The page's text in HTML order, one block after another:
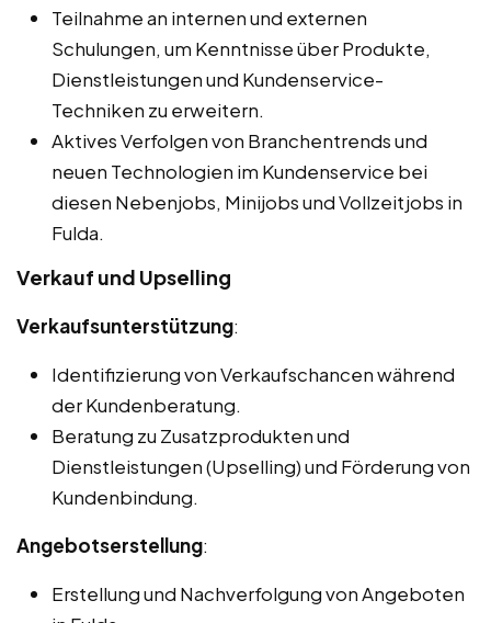
Teilnahme an internen und externen
Schulungen, um Kenntnisse über Produkte,
Dienstleistungen und Kundenservice-
Techniken zu erweitern.
Aktives Verfolgen von Branchentrends und
neuen Technologien im Kundenservice bei
diesen Nebenjobs, Minijobs und Vollzeitjobs in
Fulda.
Verkauf und Upselling
Verkaufsunterstützung:
Identifizierung von Verkaufschancen während
der Kundenberatung.
Beratung zu Zusatzprodukten und
Dienstleistungen (Upselling) und Förderung von
Kundenbindung.
Angebotserstellung:
Erstellung und Nachverfolgung von Angeboten